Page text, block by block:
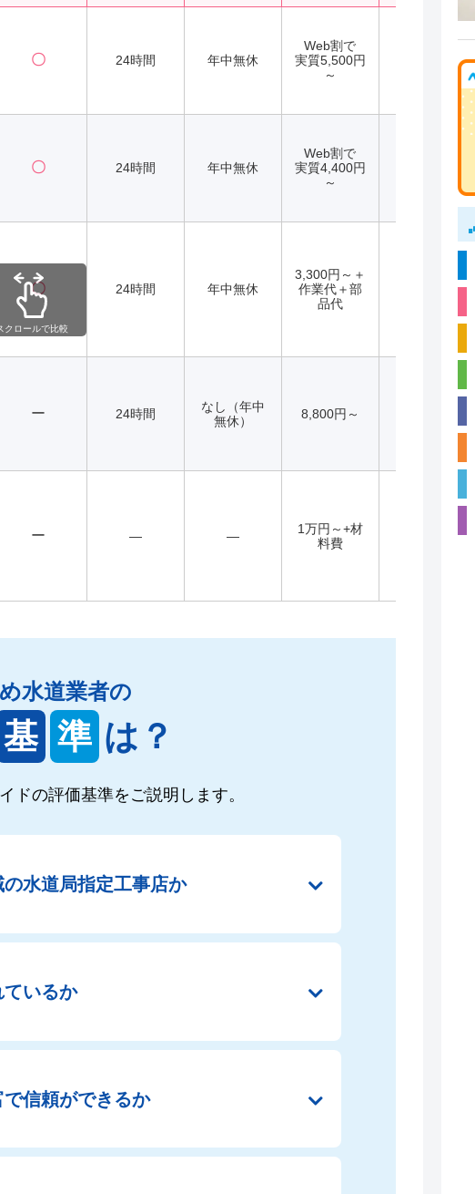
〇 24時間 年中無休
Web割で
実質5,500円
～
〇 24時間 年中無休
Web割で
実質4,400円
～
〇 24時間 年中無休
3,300円～＋
作業代＋部
品代
ー 24時間
なし（年中
無休）
8,800円～
ー ― ―
1万円～+材
料費
クロールで比較
水道業者の
基 準 は？
ドの評価基準をご説明します。
の水道局指定工事店か
いるか
で信頼ができるか